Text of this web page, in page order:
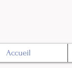
Accueil